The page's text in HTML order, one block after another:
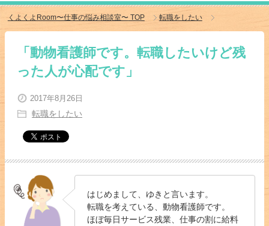
くよくよRoom〜仕事の悩み相談室〜TOP 転職をしたい
「動物看護師です。転職したいけど残
った人が心配です」
2017年8月26日
転職をしたい
はじめまして、ゆきと言います。
転職を考えている、動物看護師です。
ほぼ毎日サービス残業、仕事の割に給料